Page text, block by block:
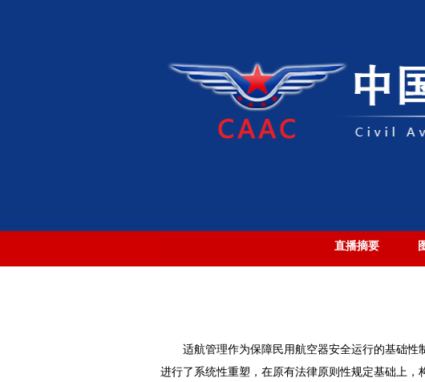
直播摘要
适航管理作为保障民用航空器安全运行的基础
进行了系统性重塑，在原有法律原则性规定基础上，